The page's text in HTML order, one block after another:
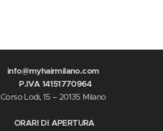
info@myhairmilano.com
P.IVA 14151770964
Corso Lodi, 15 – 20135 Milano
ORARI DI APERTURA